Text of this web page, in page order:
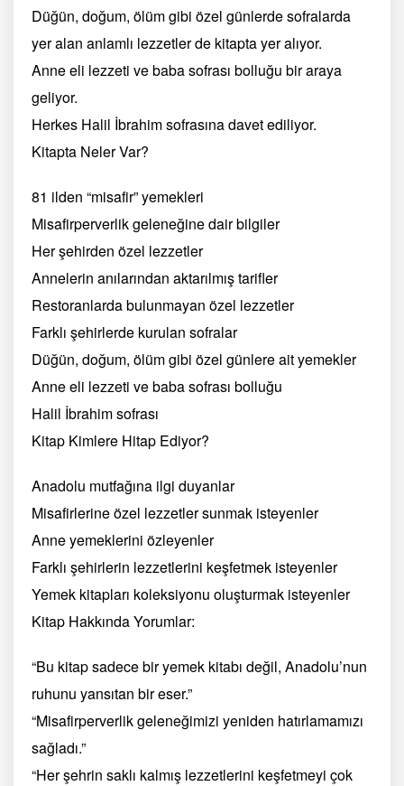
Düğün, doğum, ölüm gibi özel günlerde sofralarda
yer alan anlamlı lezzetler de kitapta yer alıyor.
Anne eli lezzeti ve baba sofrası bolluğu bir araya
geliyor.
Herkes Halil İbrahim sofrasına davet ediliyor.
Kitapta Neler Var?
81 ilden “misafir” yemekleri
Misafirperverlik geleneğine dair bilgiler
Her şehirden özel lezzetler
Annelerin anılarından aktarılmış tarifler
Restoranlarda bulunmayan özel lezzetler
Farklı şehirlerde kurulan sofralar
Düğün, doğum, ölüm gibi özel günlere ait yemekler
Anne eli lezzeti ve baba sofrası bolluğu
Halil İbrahim sofrası
Kitap Kimlere Hitap Ediyor?
Anadolu mutfağına ilgi duyanlar
Misafirlerine özel lezzetler sunmak isteyenler
Anne yemeklerini özleyenler
Farklı şehirlerin lezzetlerini keşfetmek isteyenler
Yemek kitapları koleksiyonu oluşturmak isteyenler
Kitap Hakkında Yorumlar:
“Bu kitap sadece bir yemek kitabı değil, Anadolu’nun
ruhunu yansıtan bir eser.”
“Misafirperverlik geleneğimizi yeniden hatırlamamızı
sağladı.”
“Her şehrin saklı kalmış lezzetlerini keşfetmeyi çok